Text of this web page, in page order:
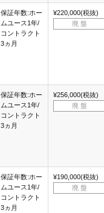
保証年数:ホー
ムユース1年/
コントラクト
3ヵ月
¥220,000(税抜)
廃 盤
保証年数:ホー
ムユース1年/
コントラクト
3ヵ月
¥256,000(税抜)
廃 盤
保証年数:ホー
ムユース1年/
コントラクト
3ヵ月
¥190,000(税抜)
廃 盤